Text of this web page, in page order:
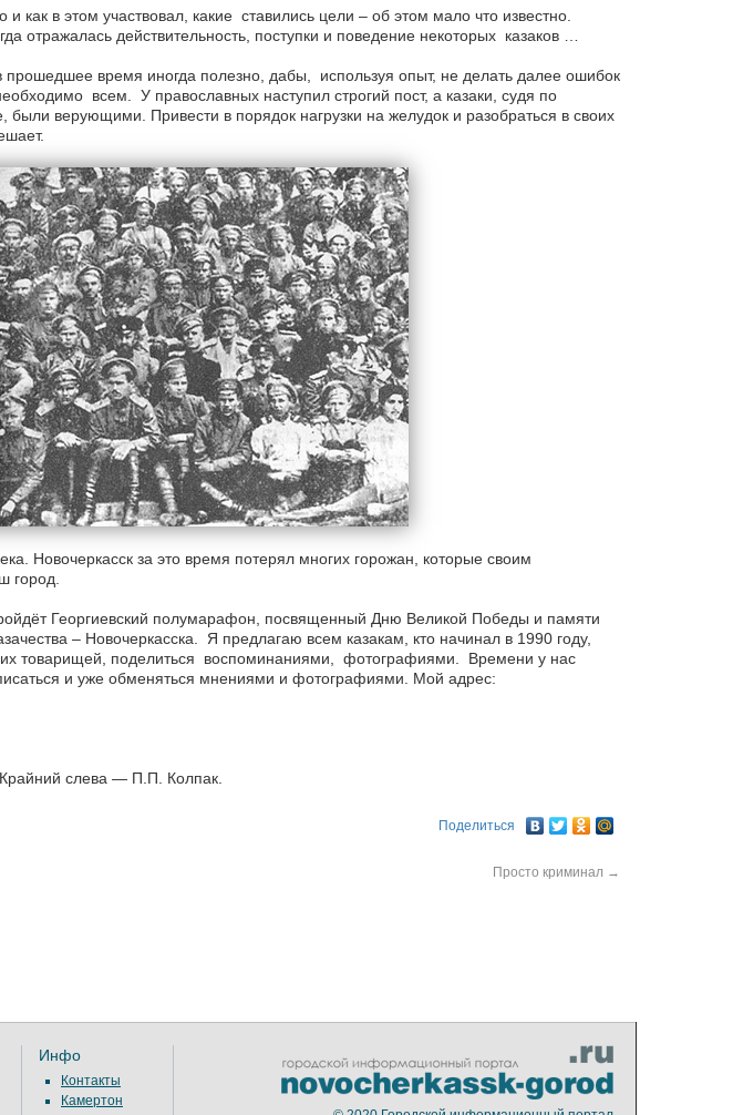
и как в этом участвовал, какие ставились цели – об этом мало что известно.
отражалась действительность, поступки и поведение некоторых казаков …
время иногда полезно, дабы, используя опыт, не делать далее ошибок
всем. У православных наступил строгий пост, а казаки, судя по
были верующими. Привести в порядок нагрузки на желудок и разобраться в своих
Новочеркасск за это время потерял многих горожан, которые своим
город.
Георгиевский полумарафон, посвященный Дню Великой Победы и памяти
– Новочеркасска. Я предлагаю всем казакам, кто начинал в 1990 году,
товарищей, поделиться воспоминаниями, фотографиями. Времени у нас
и уже обменяться мнениями и фотографиями. Мой адрес:
слева — П.П. Колпак.
Поделиться
Просто криминал →
Инфо
Контакты
Камертон